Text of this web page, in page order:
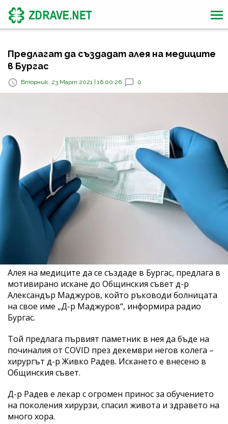
Предлагат да създадат алея на медиците
в Бургас
Вторник, 23 Март 2021 | 16:00:26 0
Алея на медиците да се създаде в Бургас, предлага в
мотивирано искане до Общинския съвет д-р
Александър Маджуров, който ръководи болницата
на свое име „Д-р Маджуров“, информира радио
Бургас.
Той предлага първият паметник в нея да бъде на
починалия от COVID през декември негов колега –
хирургът д-р Живко Радев. Искането е внесено в
Общинския съвет.
Д-р Радев е лекар с огромен принос за обучението
на поколения хирурзи, спасил живота и здравето на
много хора.